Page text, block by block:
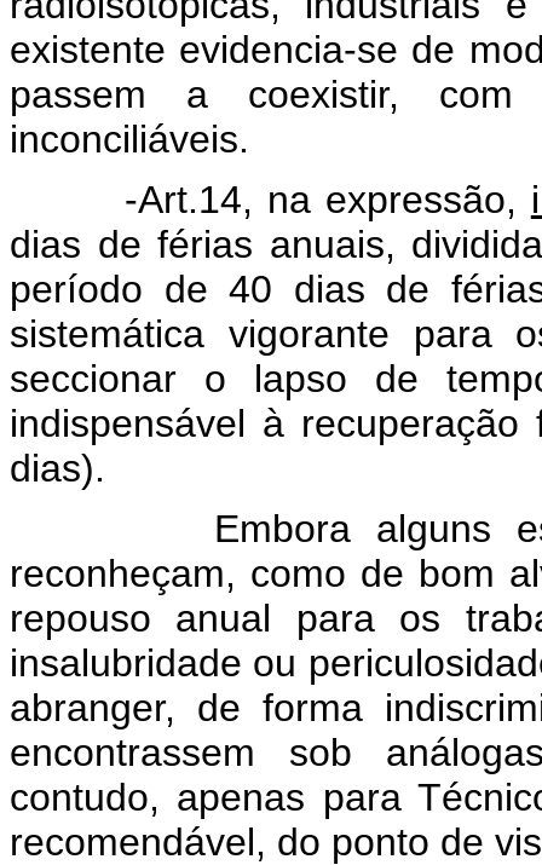
existente evidencia-se de
passem a coexistir,
inconciliáveis.
-Art.14, na expressão,
dias de férias anuais,
período de 40 dias de
sistemática vigorante para
seccionar o lapso de
indispensável à
dias).
Embora alguns
reconheçam, como de bom
repouso anual para os
insalubridade ou
abranger, de forma
encontrassem sob
contudo, apenas para
recomendável, do ponto de